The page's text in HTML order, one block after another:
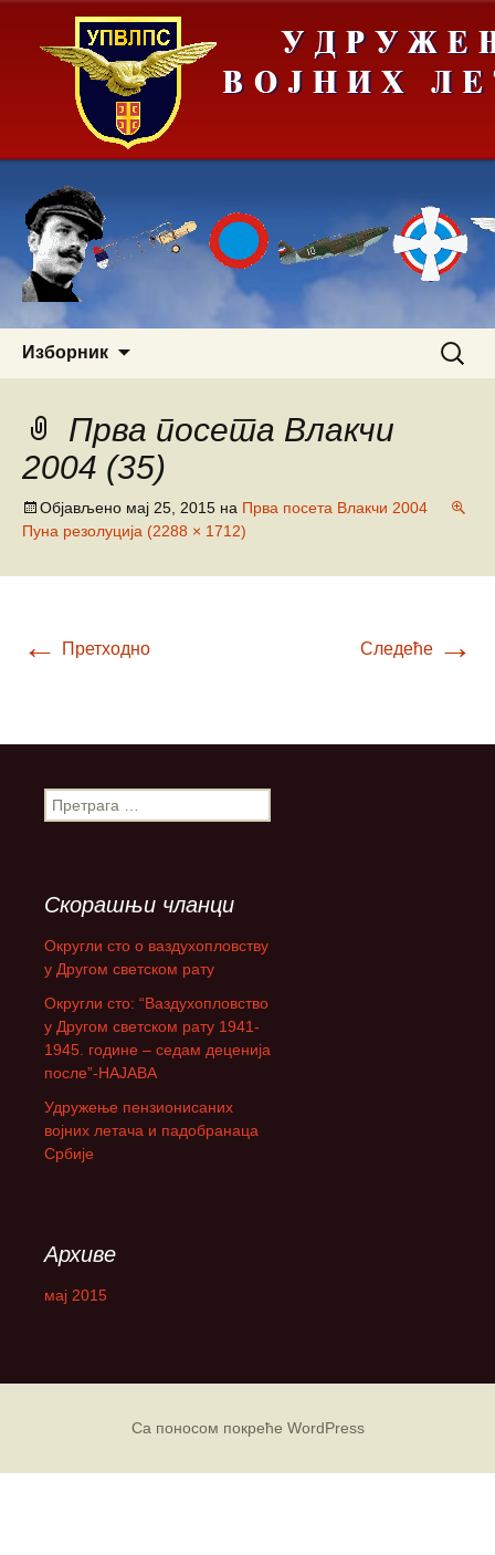
Изборник
Прва посета Влакчи
2004 (35)
Објављено мај 25, 2015 на Прва посета Влакчи 2004
Пуна резолуција (2288 × 1712)
← Претходно Следеће →
П
р
а
г
а
:
Скорашњи чланци
Округли сто о ваздухопловству
у Другом светском рату
Округли сто: “Ваздухопловство
у Другом светском рату 1941-
1945. године – седам деценија
после”-НАЈАВА
Удружење пензионисаних
војних летача и падобранаца
Србије
Архиве
мај 2015
Са поносом покреће WordPress